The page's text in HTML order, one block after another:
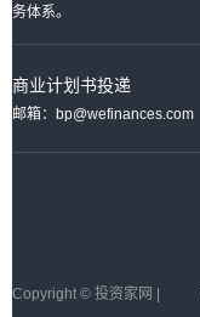
务体系。
商业计划书投递
邮箱：bp@wefinances.com
Copyright © 投资家网 |